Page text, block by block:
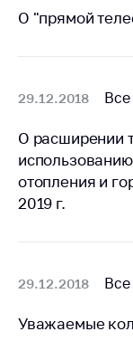
О "прямой
29.12.2018
О расширении
отопления и
2019 г.
29.12.2018
Уважаемые